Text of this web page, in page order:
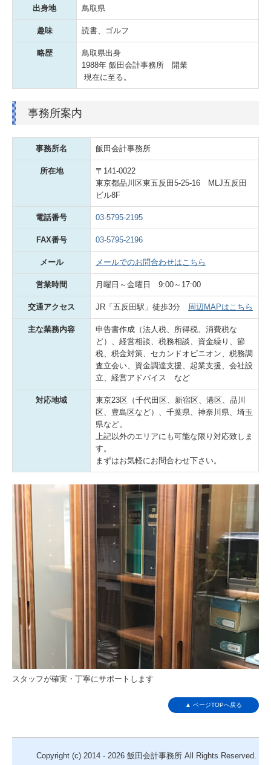
出身地 鳥取県
趣味 読書、ゴルフ
略歴
鳥取県出身
1988年 飯田会計事務所 開業
現在に至る。
事務所案内
事務所名 飯田会計事務所
所在地
〒141-0022
東京都品川区東五反田5-25-16 MLJ五反田
ビル8F
電話番号 03-5795-2195
FAX番号 03-5795-2196
メール メールでのお問合わせはこちら
営業時間 月曜日～金曜日 9:00～17:00
交通アクセス JR「五反田駅」徒歩3分 周辺MAPはこちら
主な業務内容
申告書作成（法人税、所得税、消費税な
ど）、経営相談、税務相談、資金繰り、節
税、税金対策、セカンドオピニオン、税務調
査立会い、資金調達支援、起業支援、会社設
立、経営アドバイス など
対応地域
東京23区（千代田区、新宿区、港区、品川
区、豊島区など）、千葉県、神奈川県、埼玉
県など。
上記以外のエリアにも可能な限り対応致しま
す。
まずはお気軽にお問合わせ下さい。
スタッフが確実・丁寧にサポートします
▲ ページTOPへ戻る
Copyright (c) 2014 - 2026 飯田会計事務所 All Rights Reserved.